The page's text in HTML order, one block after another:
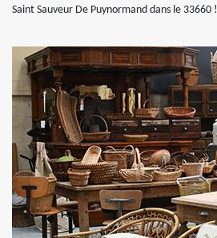
Saint Sauveur De Puynormand dans le 33660 !